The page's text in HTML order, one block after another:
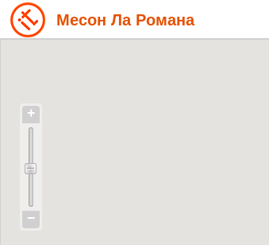
Месон Ла Романа
+
−